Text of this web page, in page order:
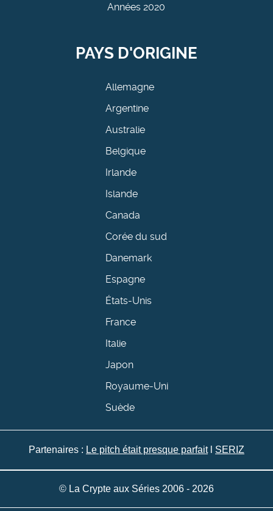
Années 2020
PAYS D'ORIGINE
Allemagne
Argentine
Australie
Belgique
Irlande
Islande
Canada
Corée du sud
Danemark
Espagne
États-Unis
France
Italie
Japon
Royaume-Uni
Suède
Partenaires : Le pitch était presque parfaitl SERIZ
© La Crypte aux Séries 2006 - 2026